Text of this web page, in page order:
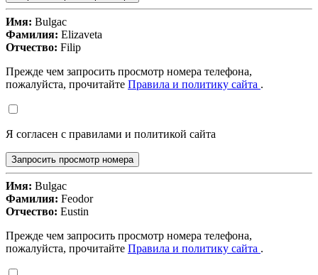
Имя: Bulgac
Фамилия: Elizaveta
Отчество: Filip
Прежде чем запросить просмотр номера телефона,
пожалуйста, прочитайте Правила и политику сайта .
Я согласен с правилами и политикой сайта
Запросить просмотр номера
Имя: Bulgac
Фамилия: Feodor
Отчество: Eustin
Прежде чем запросить просмотр номера телефона,
пожалуйста, прочитайте Правила и политику сайта .